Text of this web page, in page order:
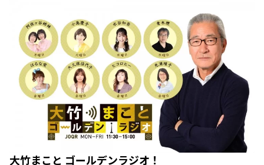
大竹まこと ゴールデンラジオ！